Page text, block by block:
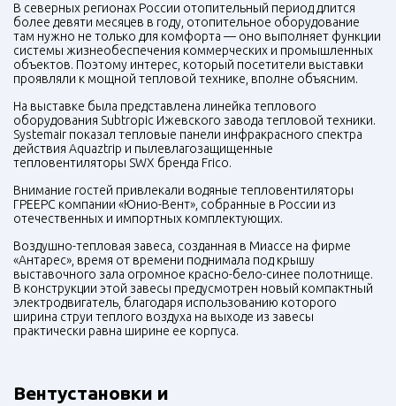
В северных регионах России отопительный период длится
более девяти месяцев в году, отопительное оборудование
там нужно не только для комфорта — оно выполняет функции
системы жизнеобеспечения коммерческих и промышленных
объектов. Поэтому интерес, который посетители выставки
проявляли к мощной тепловой технике, вполне объясним.
На выставке была представлена линейка теплового
оборудования Subtropic Ижевского завода тепловой техники.
Systemair показал тепловые панели инфракрасного спектра
действия Aquaztrip и пылевлагозащищенные
тепловентиляторы SWX бренда Frico.
Внимание гостей привлекали водяные тепловентиляторы
ГРЕЕРС компании «Юнио-Вент», собранные в России из
отечественных и импортных комплектующих.
Воздушно-тепловая завеса, созданная в Миассе на фирме
«Антарес», время от времени поднимала под крышу
выставочного зала огромное красно-бело-синее полотнище.
В конструкции этой завесы предусмотрен новый компактный
электродвигатель, благодаря использованию которого
ширина струи теплого воздуха на выходе из завесы
практически равна ширине ее корпуса.
Вентустановки и